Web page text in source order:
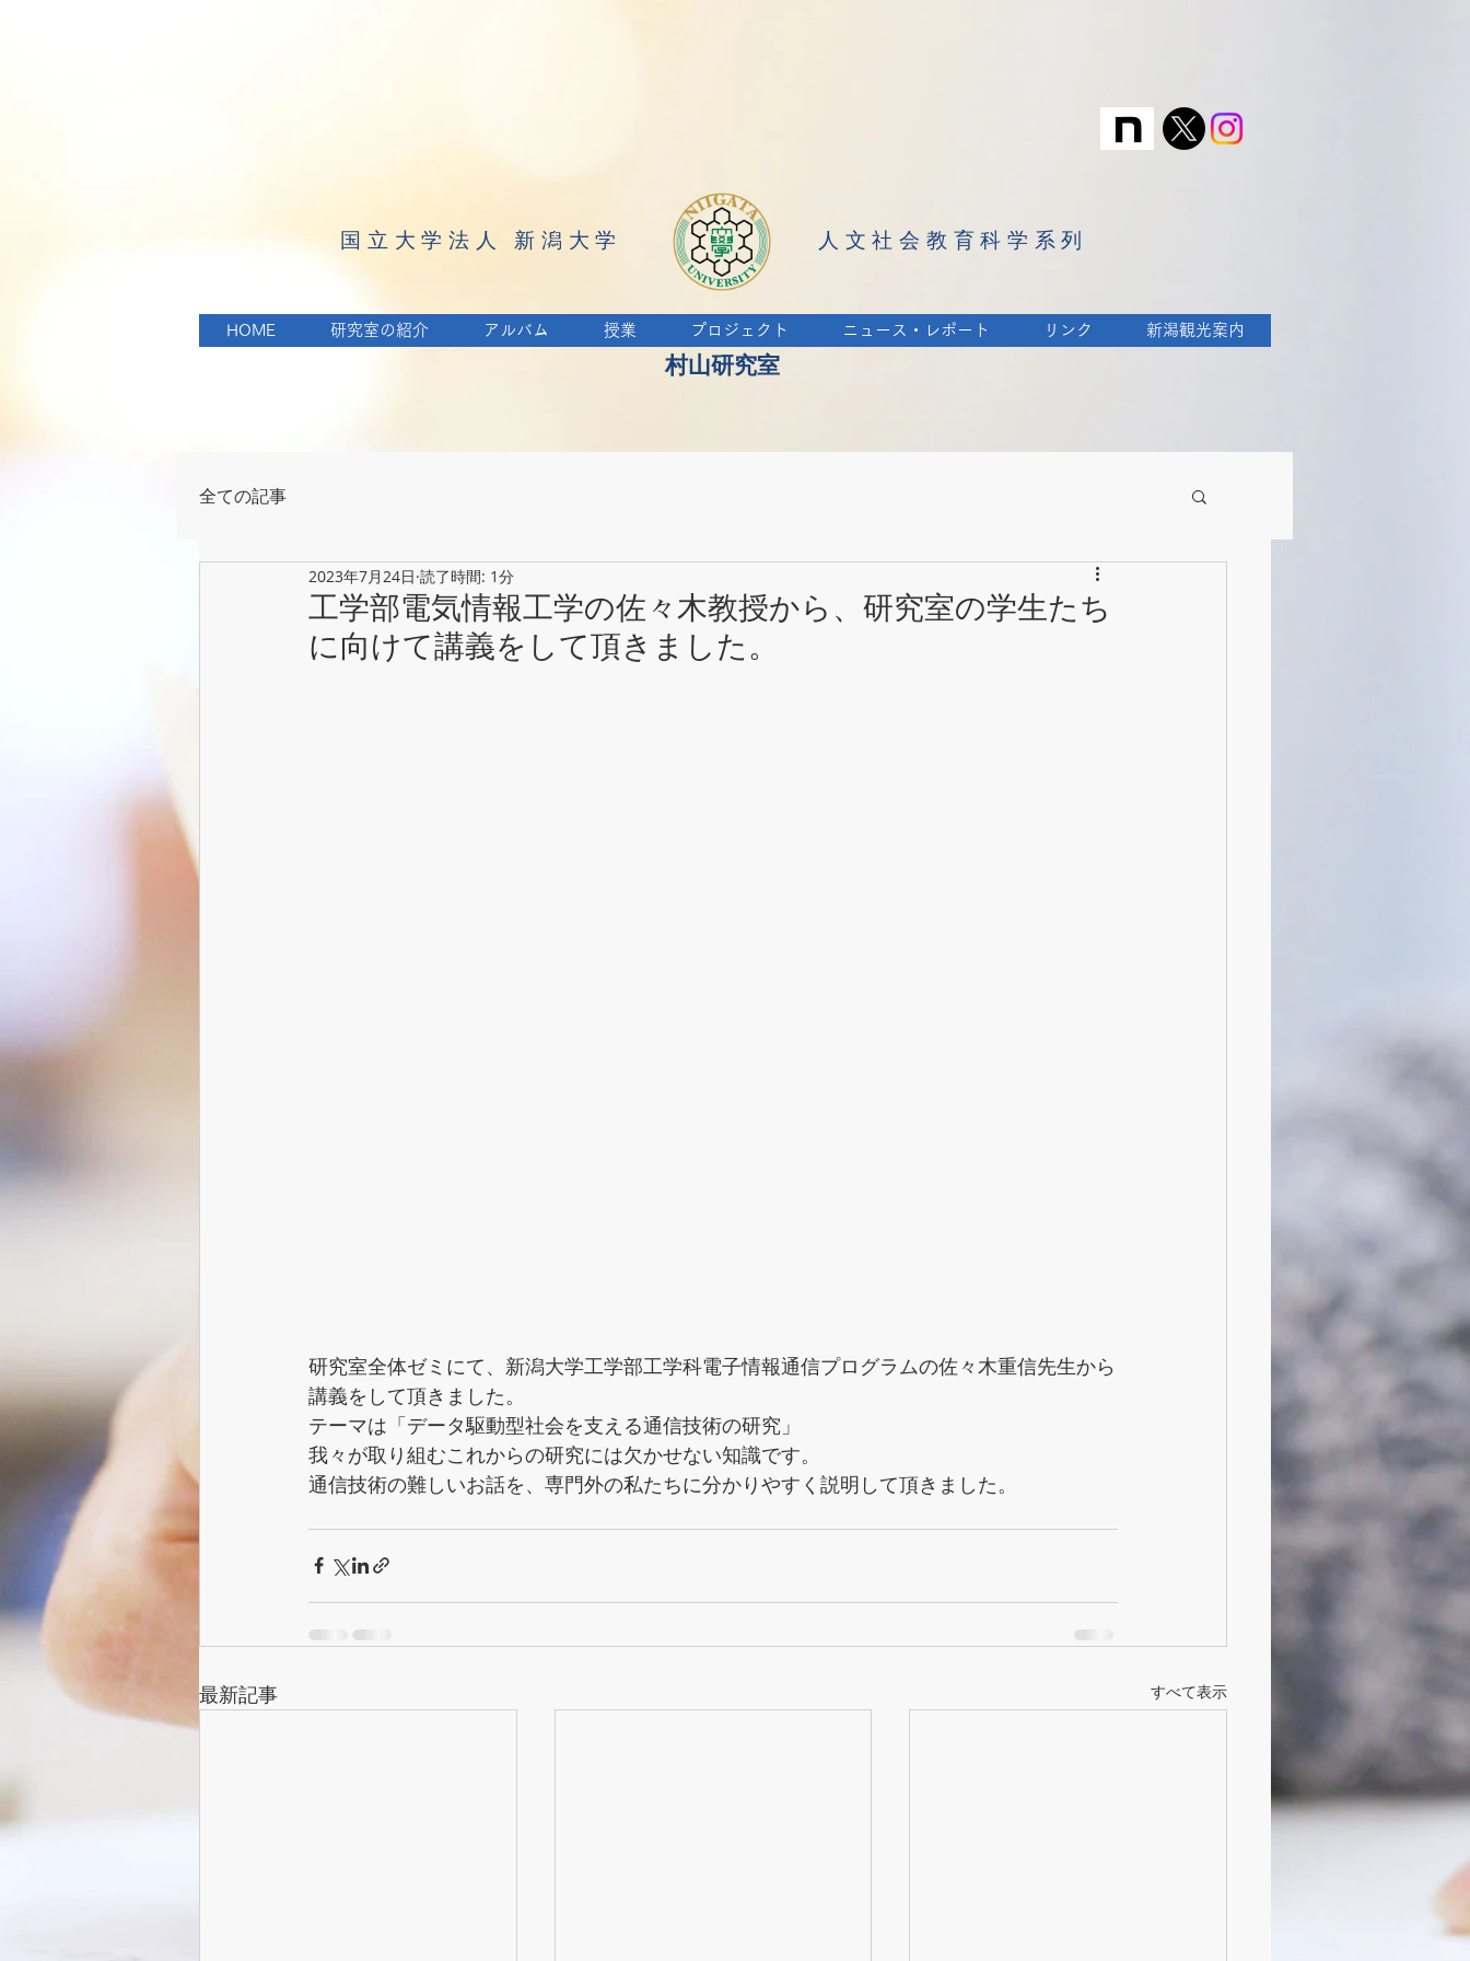
​国立大学法人 新潟大学 人文社会教育科学系列
村山研究室
HOME 研究室の紹介 アルバム 授業 プロジェクト ニュース・レポート リンク 新潟観光案内
全ての記事
工学部電気情報工学の佐々木教授から、研究室の学生たち
に向けて講義をして頂きました。
2023年7月24日 読了時間: 1分
研究室全体ゼミにて、新潟大学工学部工学科電子情報通信プログラムの佐々木重信先生から
講義をして頂きました。
テーマは「データ駆動型社会を支える通信技術の研究」
我々が取り組むこれからの研究には欠かせない知識です。
通信技術の難しいお話を、専門外の私たちに分かりやすく説明して頂きました。
最新記事 すべて表示